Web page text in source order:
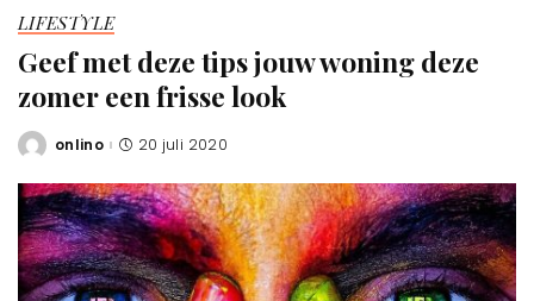
LIFESTYLE
Geef met deze tips jouw woning deze
zomer een frisse look
Posted
onlino 20 juli 2020